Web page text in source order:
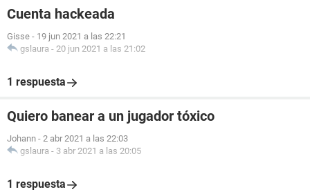
Cuenta hackeada
Gisse - 19 jun 2021 a las 22:21
gslaura - 20 jun 2021 a las 21:02
1 respuesta
Quiero banear a un jugador tóxico
Johann - 2 abr 2021 a las 22:03
gslaura - 3 abr 2021 a las 20:05
1 respuesta